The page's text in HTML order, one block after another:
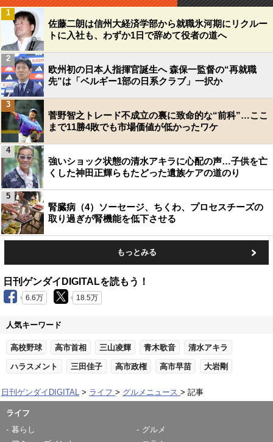
佐藤二朗は信州大経済学部から就職氷河期にリクルー
トに入社も、わずか1日で辞めて役者の道へ
1
欧州初の日本人指揮官誕生へ 森保一監督の“再就職
先”は「ベルギー1部の日系クラブ」一択か
2
菅野智之トレード不成立の裏に致命的な“前科”…ここ
まで11勝4敗でも市場価値が低かったワケ
3
強いショック状態の清水アキラに心配の声…子供を亡
くした神田正輝らもたどった遺族ケアの道のり
4
腎臓病（4）ソーセージ、ちくわ、プロセスチーズの
取り過ぎが腎機能を低下させる
5
もっとみる
日刊ゲンダイDIGITALを読もう！
6.6万 18.5万
人気キーワード
高校野球 高市首相 三山凌輝 青木歌音 清水アキラ
ハラスメント 三田佳子 高市政権 高市早苗 大岩剛
日刊ゲンダイDIGITAL ライフ グルメニュース 記事
ライフ
暮らし
グルメ